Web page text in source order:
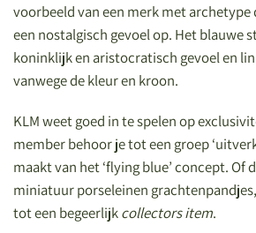
voorbeeld van een merk met archetype
een nostalgisch gevoel op. Het blauwe
koninklijk en aristocratisch gevoel en
vanwege de kleur en kroon.
KLM weet goed in te spelen op
member behoor je tot een groep
maakt van het ‘flying blue’ concept. Of
miniatuur porseleinen
tot een begeerlijkcollectors item.